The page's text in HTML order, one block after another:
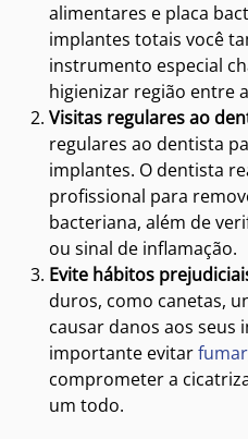
alimentares e placa
implantes totais você
instrumento especial
higienizar região entre
Visitas regulares ao
regulares ao dentista
implantes. O dentista
profissional para
bacteriana, além de
ou sinal de inflamação.
Evite hábitos
duros, como canetas,
causar danos aos seus
importante evitarfumar
comprometer a
um todo.